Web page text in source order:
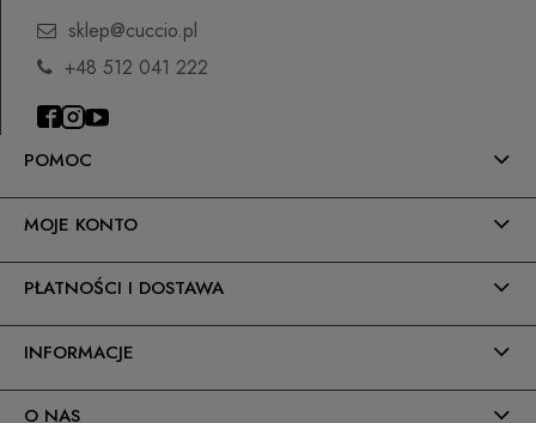
POMOC
MOJE KONTO
PŁATNOŚCI I DOSTAWA
INFORMACJE
O NAS
sklep@cuccio.pl
+48 512 041 222